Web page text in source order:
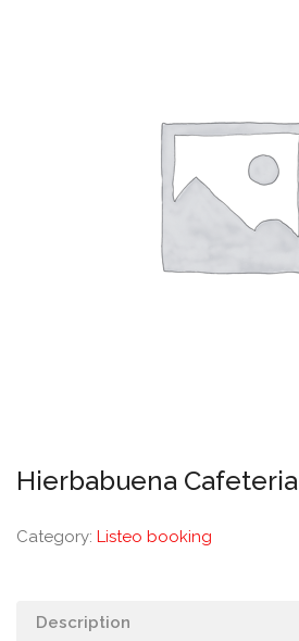
Hierbabuena Cafeteria
Category: Listeo booking
Description